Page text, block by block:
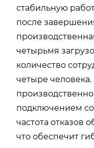
стабильную
после
четырьмя
количество
четыре
подключением
частота отказов
что обеспечит